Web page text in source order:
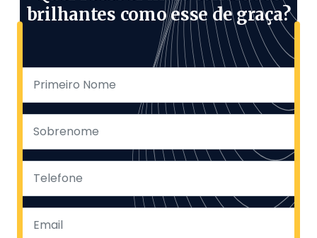
brilhantes como esse de graça?